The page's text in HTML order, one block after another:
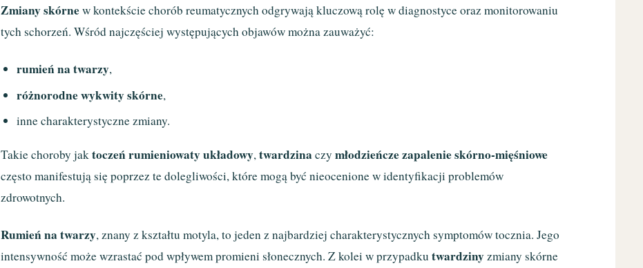
Zmiany skórnew kontekście chorób reumatycznych odgrywają kluczową rolę w diagnostyce oraz monitorowaniu
tych schorzeń. Wśród najczęściej występujących objawów można zauważyć:
rumień na twarzy,
różnorodne wykwity skórne,
inne charakterystyczne zmiany.
Takie choroby jaktoczeń rumieniowaty układowy,twardzina czymłodzieńcze zapalenie skórno-mięśniowe
często manifestują się poprzez te dolegliwości, które mogą być nieocenione w identyfikacji problemów
zdrowotnych.
Rumień na twarzy, znany z kształtu motyla, to jeden z najbardziej charakterystycznych symptomów tocznia. Jego
intensywność może wzrastać pod wpływem promieni słonecznych. Z kolei w przypadkutwardzinyzmiany skórne